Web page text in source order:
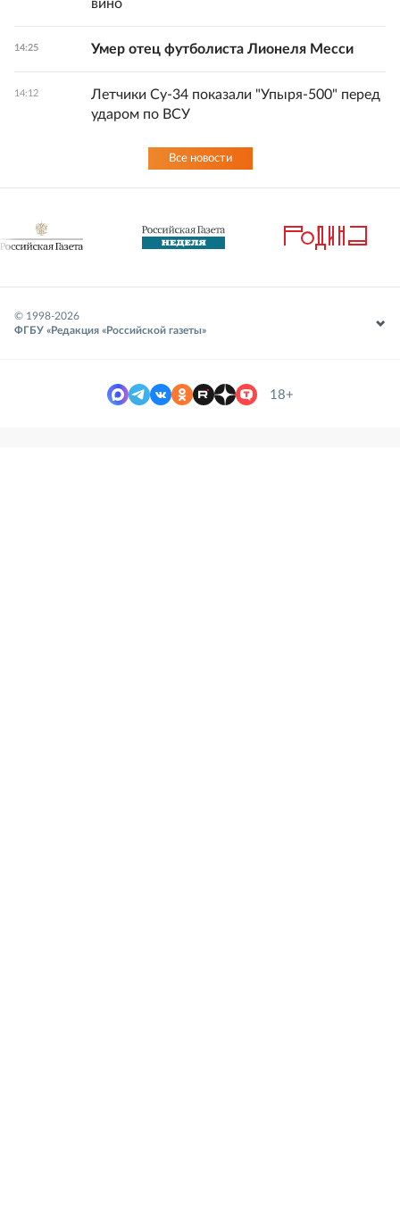
вино
14:25 Умер отец футболиста Лионеля Месси
14:12
Летчики Су-34 показали "Упыря-500" перед
ударом по ВСУ
Все новости
© 1998-2026
ФГБУ «Редакция «Российской газеты»
18+